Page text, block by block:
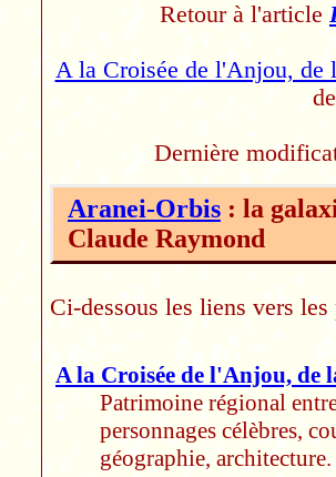
Retour à l'article
A la Croisée de l'Anjou, de
Dernière
Aranei-Orbis: la
Claude Raymond
Ci-dessous les liens vers
A la Croisée de l'Anjou, de
Patrimoine régional
personnages célèbres,
géographie, architecture.